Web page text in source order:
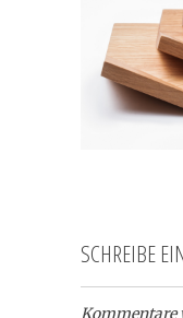
SCHREIBE